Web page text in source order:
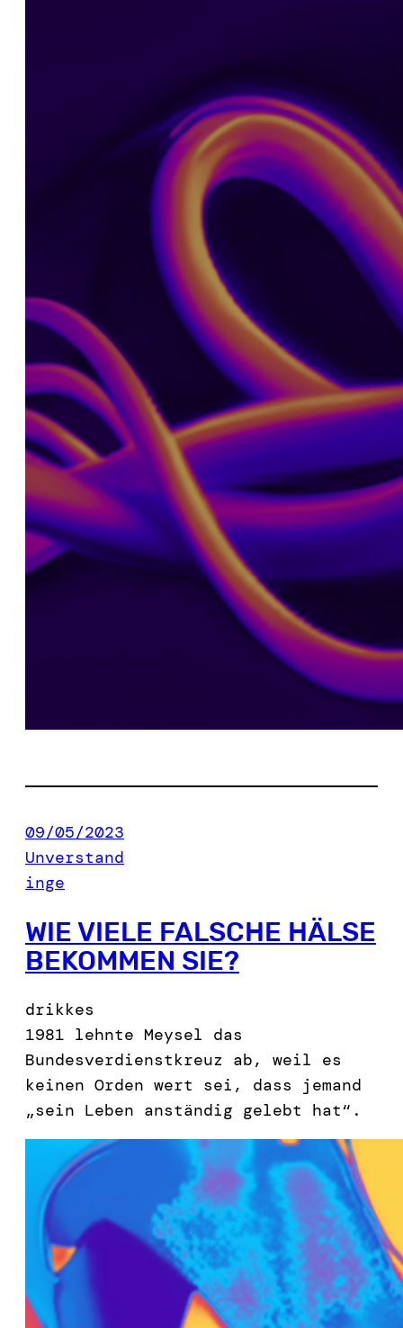
09/05/2023
Unverstand
inge
WIE VIELE FALSCHE HÄLSE
BEKOMMEN SIE?
drikkes
1981 lehnte Meysel das
Bundesverdienstkreuz ab, weil es
keinen Orden wert sei, dass jemand
„sein Leben anständig gelebt hat“.